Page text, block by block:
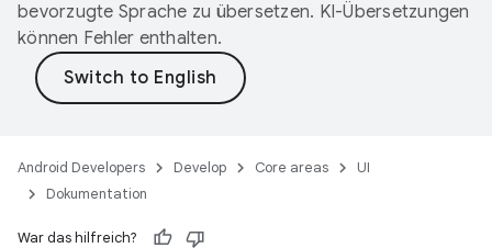
bevorzugte Sprache zu übersetzen. KI-Übersetzungen
können Fehler enthalten.
Android Developers Develop Core areas
UI
Dokumentation
War das hilfreich?